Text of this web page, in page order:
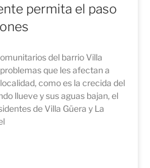
permita el paso
del barrio Villa
que les afectan a
como es la crecida del
llueve y sus aguas bajan, el
de Villa Güera y La